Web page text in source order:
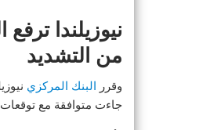
من التشديد
وقرر البنك المركزي
جاءت متوافقة مع توقعات 22 من أصل 28 اقتصادياً استطلعت «رويترز» آراءهم.